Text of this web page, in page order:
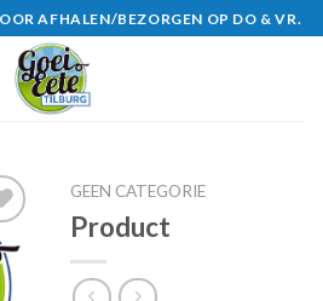
AFHALEN/BEZORGEN OP DO & VR.
GEEN CATEGORIE
Product